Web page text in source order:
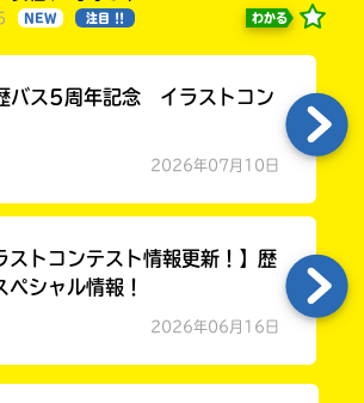
NEW 注目 !! わかる
バス5周年記念 イラストコン
2026年07月10日
トコンテスト情報更新！】歴
ペシャル情報！
2026年06月16日